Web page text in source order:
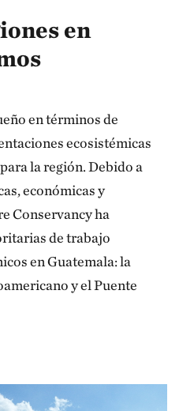
en
en términos de
ecosistémicas
la región. Debido a
económicas y
Conservancy ha
de trabajo
en Guatemala: la
y el Puente